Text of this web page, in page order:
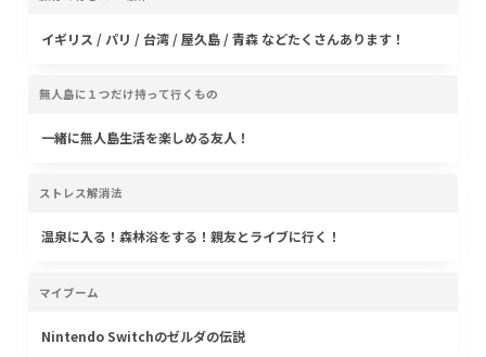
イギリス / パリ / 台湾 / 屋久島 / 青森 などたくさんあります！
無人島に１つだけ持って行くもの
一緒に無人島生活を楽しめる友人！
ストレス解消法
温泉に入る！森林浴をする！親友とライブに行く！
マイブーム
Nintendo Switchのゼルダの伝説